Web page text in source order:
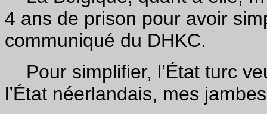
4 ans de prison pour avoir
communiqué du DHKC.
Pour simplifier, l’État turc
l’État néerlandais, mes